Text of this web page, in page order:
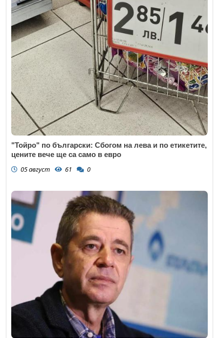
"Тойро" по български: Сбогом на лева и по етикетите,
цените вече ще са само в евро
05 август 61 0